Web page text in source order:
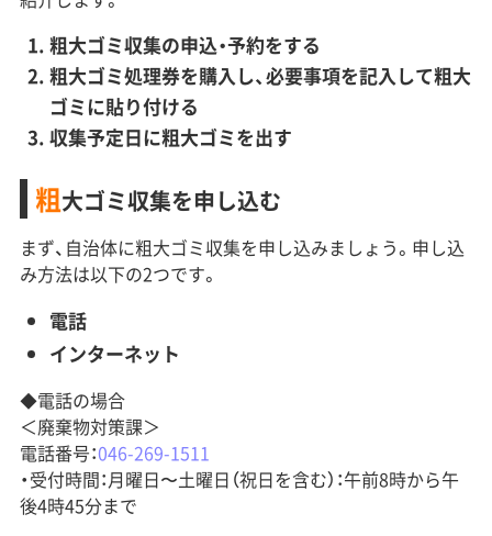
粗大ゴミ収集の申込・予約をする
粗大ゴミ処理券を購入し、必要事項を記入して粗大
ゴミに貼り付ける
収集予定日に粗大ゴミを出す
粗大ゴミ収集を申し込む
まず、自治体に粗大ゴミ収集を申し込みましょう。申し込
み方法は以下の2つです。
電話
インターネット
◆電話の場合
＜廃棄物対策課＞
電話番号：046-269-1511
・受付時間：月曜日〜土曜日（祝日を含む）：午前8時から午
後4時45分まで